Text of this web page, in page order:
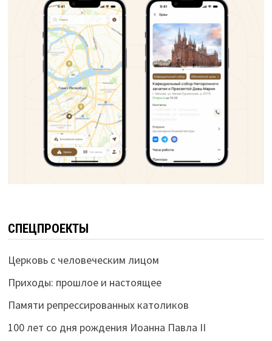
СПЕЦПРОЕКТЫ
Церковь с человеческим лицом
Приходы: прошлое и настоящее
Памяти репрессированных католиков
100 лет со дня рождения Иоанна Павла II